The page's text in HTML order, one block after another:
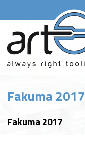
Fakuma 2017
Fakuma 2017